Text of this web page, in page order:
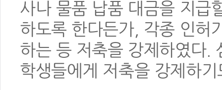
사나 물품 납품 대금을 지급
하도록 한다든가, 각종 인허
하는 등 저축을 강제하였다.
학생들에게 저축을 강제하